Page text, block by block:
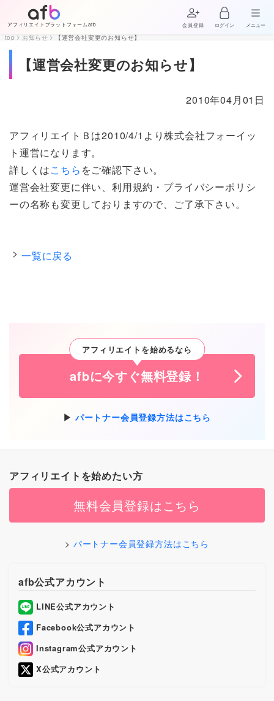
アフィリエイトプラットフォームafb 会員登録 ログイン メニュー
top お知らせ 【運営会社変更のお知らせ】
【運営会社変更のお知らせ】
2010年04月01日
アフィリエイトＢは2010/4/1より株式会社フォーイッ
ト運営になります。
詳しくはこちら をご確認下さい。
運営会社変更に伴い、利用規約・プライバシーポリシ
ーの名称も変更しておりますので、ご了承下さい。
一覧に戻る
アフィリエイトを始めるなら
afbに今すぐ無料登録！
パートナー会員登録方法はこちら
アフィリエイトを始めたい方
無料会員登録はこちら
パートナー会員登録方法はこちら
afb公式アカウント
LINE公式アカウント
Facebook公式アカウント
Instagram公式アカウント
X公式アカウント